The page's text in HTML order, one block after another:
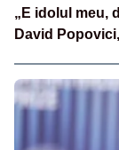
„E idolul meu,
David